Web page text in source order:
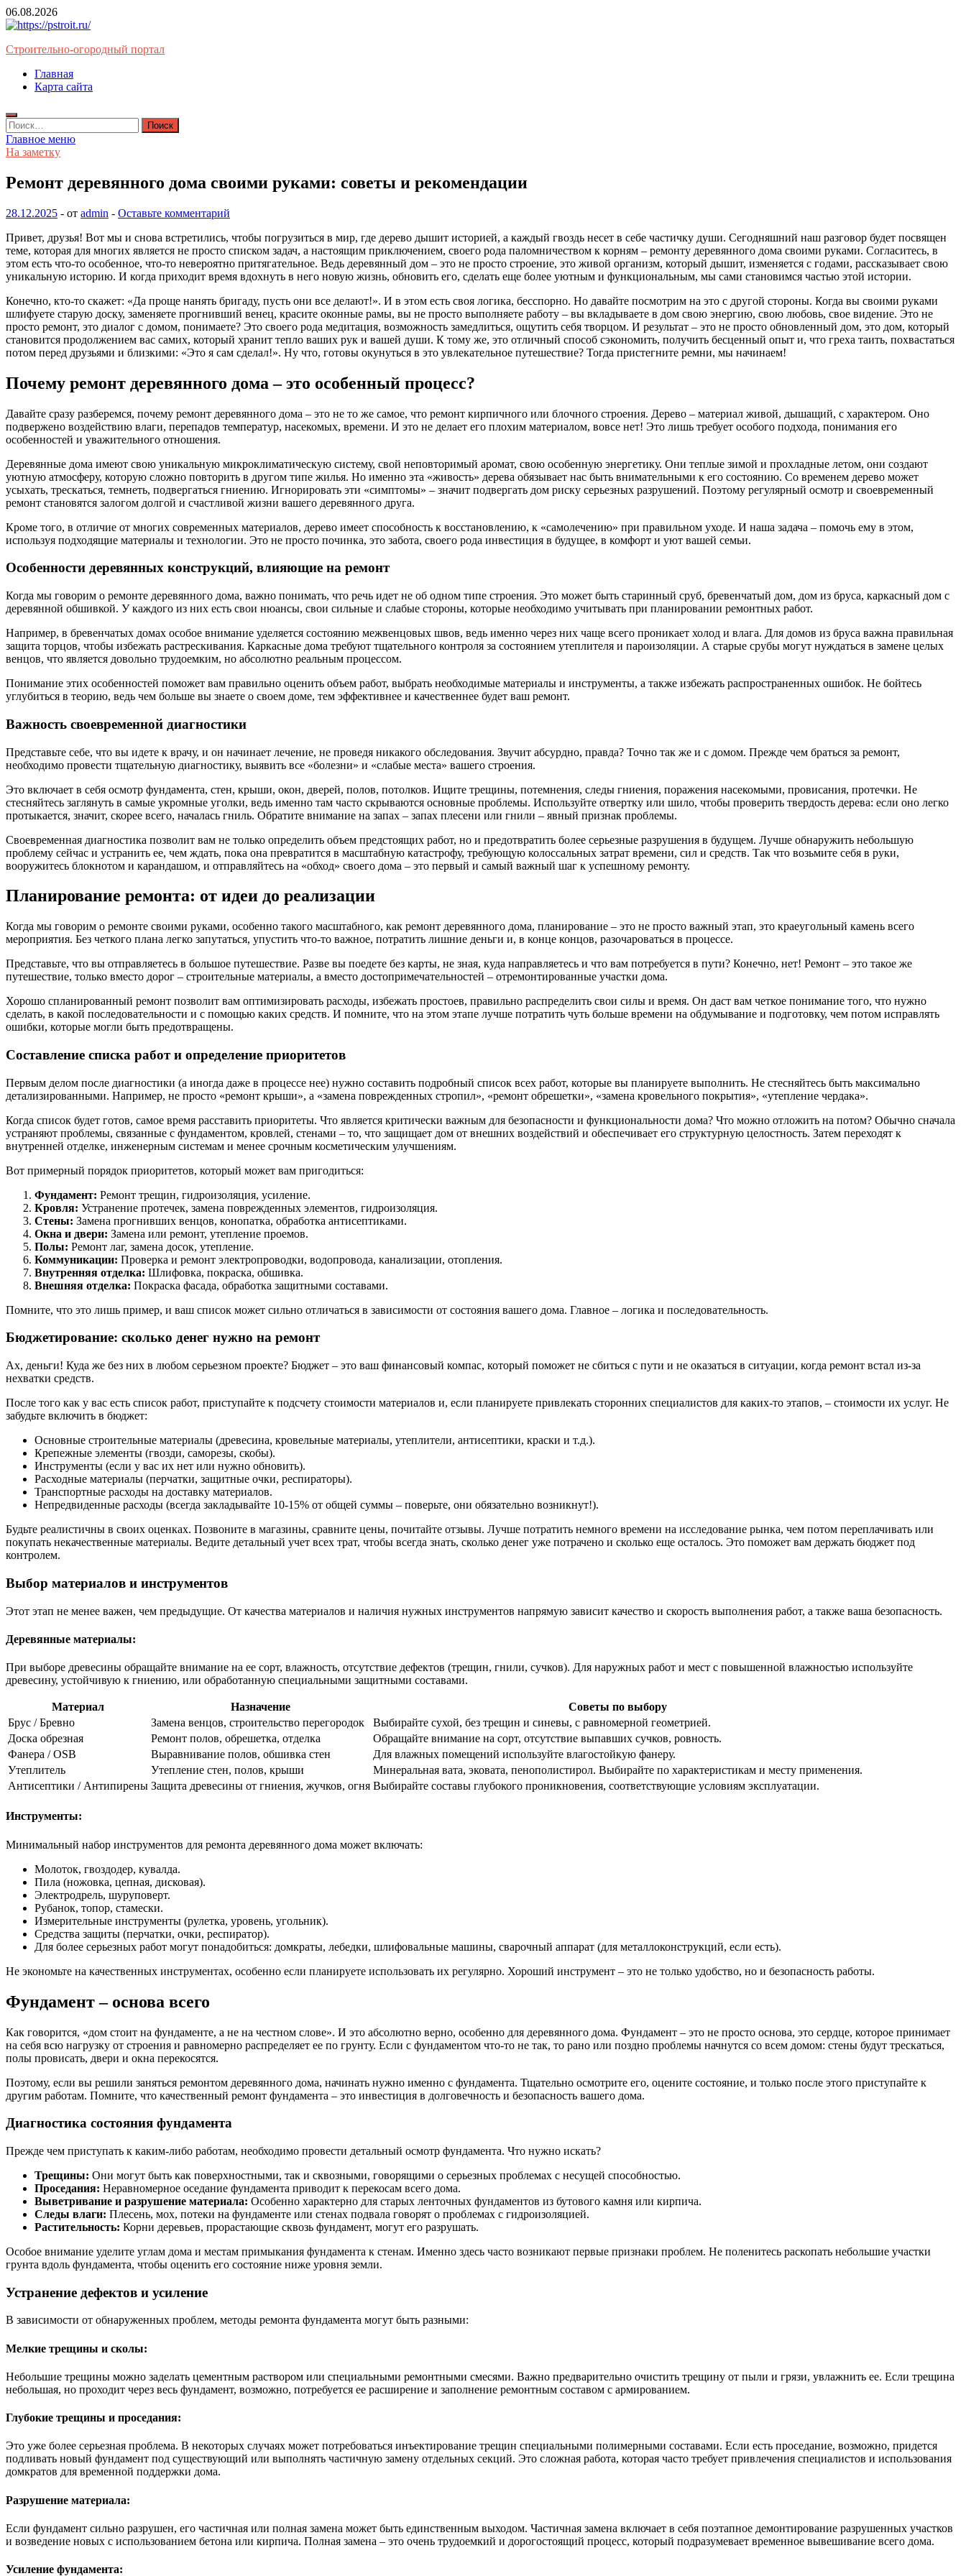
Перейти
к
06.08.2026
Строительно-огородный портал
Главная
Карта сайта
Найти:
Главное меню
На заметку
Ремонт деревянного дома своими руками: советы и рекомендации
28.12.2025 - от admin - Оставьте комментарий
Привет, друзья! Вот мы и снова встретились, чтобы погрузиться в мир, где дерево дышит историей, а каждый гвоздь несет в себе частичку души. Сегодняшний наш разговор будет посвящен
теме, которая для многих является не просто списком задач, а настоящим приключением, своего рода паломничеством к корням – ремонту деревянного дома своими руками. Согласитесь, в
этом есть что-то особенное, что-то невероятно притягательное. Ведь деревянный дом – это не просто строение, это живой организм, который дышит, изменяется с годами, рассказывает свою
уникальную историю. И когда приходит время вдохнуть в него новую жизнь, обновить его, сделать еще более уютным и функциональным, мы сами становимся частью этой истории.
Конечно, кто-то скажет: «Да проще нанять бригаду, пусть они все делают!». И в этом есть своя логика, бесспорно. Но давайте посмотрим на это с другой стороны. Когда вы своими руками
шлифуете старую доску, заменяете прогнивший венец, красите оконные рамы, вы не просто выполняете работу – вы вкладываете в дом свою энергию, свою любовь, свое видение. Это не
просто ремонт, это диалог с домом, понимаете? Это своего рода медитация, возможность замедлиться, ощутить себя творцом. И результат – это не просто обновленный дом, это дом, который
становится продолжением вас самих, который хранит тепло ваших рук и вашей души. К тому же, это отличный способ сэкономить, получить бесценный опыт и, что греха таить, похвастаться
потом перед друзьями и близкими: «Это я сам сделал!». Ну что, готовы окунуться в это увлекательное путешествие? Тогда пристегните ремни, мы начинаем!
Почему ремонт деревянного дома – это особенный процесс?
Давайте сразу разберемся, почему ремонт деревянного дома – это не то же самое, что ремонт кирпичного или блочного строения. Дерево – материал живой, дышащий, с характером. Оно
подвержено воздействию влаги, перепадов температур, насекомых, времени. И это не делает его плохим материалом, вовсе нет! Это лишь требует особого подхода, понимания его
особенностей и уважительного отношения.
Деревянные дома имеют свою уникальную микроклиматическую систему, свой неповторимый аромат, свою особенную энергетику. Они теплые зимой и прохладные летом, они создают
уютную атмосферу, которую сложно повторить в другом типе жилья. Но именно эта «живость» дерева обязывает нас быть внимательными к его состоянию. Со временем дерево может
усыхать, трескаться, темнеть, подвергаться гниению. Игнорировать эти «симптомы» – значит подвергать дом риску серьезных разрушений. Поэтому регулярный осмотр и своевременный
ремонт становятся залогом долгой и счастливой жизни вашего деревянного друга.
Кроме того, в отличие от многих современных материалов, дерево имеет способность к восстановлению, к «самолечению» при правильном уходе. И наша задача – помочь ему в этом,
используя подходящие материалы и технологии. Это не просто починка, это забота, своего рода инвестиция в будущее, в комфорт и уют вашей семьи.
Особенности деревянных конструкций, влияющие на ремонт
Когда мы говорим о ремонте деревянного дома, важно понимать, что речь идет не об одном типе строения. Это может быть старинный сруб, бревенчатый дом, дом из бруса, каркасный дом с
деревянной обшивкой. У каждого из них есть свои нюансы, свои сильные и слабые стороны, которые необходимо учитывать при планировании ремонтных работ.
Например, в бревенчатых домах особое внимание уделяется состоянию межвенцовых швов, ведь именно через них чаще всего проникает холод и влага. Для домов из бруса важна правильная
защита торцов, чтобы избежать растрескивания. Каркасные дома требуют тщательного контроля за состоянием утеплителя и пароизоляции. А старые срубы могут нуждаться в замене целых
венцов, что является довольно трудоемким, но абсолютно реальным процессом.
Понимание этих особенностей поможет вам правильно оценить объем работ, выбрать необходимые материалы и инструменты, а также избежать распространенных ошибок. Не бойтесь
углубиться в теорию, ведь чем больше вы знаете о своем доме, тем эффективнее и качественнее будет ваш ремонт.
Важность своевременной диагностики
Представьте себе, что вы идете к врачу, и он начинает лечение, не проведя никакого обследования. Звучит абсурдно, правда? Точно так же и с домом. Прежде чем браться за ремонт,
необходимо провести тщательную диагностику, выявить все «болезни» и «слабые места» вашего строения.
Это включает в себя осмотр фундамента, стен, крыши, окон, дверей, полов, потолков. Ищите трещины, потемнения, следы гниения, поражения насекомыми, провисания, протечки. Не
стесняйтесь заглянуть в самые укромные уголки, ведь именно там часто скрываются основные проблемы. Используйте отвертку или шило, чтобы проверить твердость дерева: если оно легко
протыкается, значит, скорее всего, началась гниль. Обратите внимание на запах – запах плесени или гнили – явный признак проблемы.
Своевременная диагностика позволит вам не только определить объем предстоящих работ, но и предотвратить более серьезные разрушения в будущем. Лучше обнаружить небольшую
проблему сейчас и устранить ее, чем ждать, пока она превратится в масштабную катастрофу, требующую колоссальных затрат времени, сил и средств. Так что возьмите себя в руки,
вооружитесь блокнотом и карандашом, и отправляйтесь на «обход» своего дома – это первый и самый важный шаг к успешному ремонту.
Планирование ремонта: от идеи до реализации
Когда мы говорим о ремонте своими руками, особенно такого масштабного, как ремонт деревянного дома, планирование – это не просто важный этап, это краеугольный камень всего
мероприятия. Без четкого плана легко запутаться, упустить что-то важное, потратить лишние деньги и, в конце концов, разочароваться в процессе.
Представьте, что вы отправляетесь в большое путешествие. Разве вы поедете без карты, не зная, куда направляетесь и что вам потребуется в пути? Конечно, нет! Ремонт – это такое же
путешествие, только вместо дорог – строительные материалы, а вместо достопримечательностей – отремонтированные участки дома.
Хорошо спланированный ремонт позволит вам оптимизировать расходы, избежать простоев, правильно распределить свои силы и время. Он даст вам четкое понимание того, что нужно
сделать, в какой последовательности и с помощью каких средств. И помните, что на этом этапе лучше потратить чуть больше времени на обдумывание и подготовку, чем потом исправлять
ошибки, которые могли быть предотвращены.
Составление списка работ и определение приоритетов
Первым делом после диагностики (а иногда даже в процессе нее) нужно составить подробный список всех работ, которые вы планируете выполнить. Не стесняйтесь быть максимально
детализированными. Например, не просто «ремонт крыши», а «замена поврежденных стропил», «ремонт обрешетки», «замена кровельного покрытия», «утепление чердака».
Когда список будет готов, самое время расставить приоритеты. Что является критически важным для безопасности и функциональности дома? Что можно отложить на потом? Обычно сначала
устраняют проблемы, связанные с фундаментом, кровлей, стенами – то, что защищает дом от внешних воздействий и обеспечивает его структурную целостность. Затем переходят к
внутренней отделке, инженерным системам и менее срочным косметическим улучшениям.
Вот примерный порядок приоритетов, который может вам пригодиться:
Фундамент: Ремонт трещин, гидроизоляция, усиление.
Кровля: Устранение протечек, замена поврежденных элементов, гидроизоляция.
Стены: Замена прогнивших венцов, конопатка, обработка антисептиками.
Окна и двери: Замена или ремонт, утепление проемов.
Полы: Ремонт лаг, замена досок, утепление.
Коммуникации: Проверка и ремонт электропроводки, водопровода, канализации, отопления.
Внутренняя отделка: Шлифовка, покраска, обшивка.
Внешняя отделка: Покраска фасада, обработка защитными составами.
Помните, что это лишь пример, и ваш список может сильно отличаться в зависимости от состояния вашего дома. Главное – логика и последовательность.
Бюджетирование: сколько денег нужно на ремонт
Ах, деньги! Куда же без них в любом серьезном проекте? Бюджет – это ваш финансовый компас, который поможет не сбиться с пути и не оказаться в ситуации, когда ремонт встал из-за
нехватки средств.
После того как у вас есть список работ, приступайте к подсчету стоимости материалов и, если планируете привлекать сторонних специалистов для каких-то этапов, – стоимости их услуг. Не
забудьте включить в бюджет:
Основные строительные материалы (древесина, кровельные материалы, утеплители, антисептики, краски и т.д.).
Крепежные элементы (гвозди, саморезы, скобы).
Инструменты (если у вас их нет или нужно обновить).
Расходные материалы (перчатки, защитные очки, респираторы).
Транспортные расходы на доставку материалов.
Непредвиденные расходы (всегда закладывайте 10-15% от общей суммы – поверьте, они обязательно возникнут!).
Будьте реалистичны в своих оценках. Позвоните в магазины, сравните цены, почитайте отзывы. Лучше потратить немного времени на исследование рынка, чем потом переплачивать или
покупать некачественные материалы. Ведите детальный учет всех трат, чтобы всегда знать, сколько денег уже потрачено и сколько еще осталось. Это поможет вам держать бюджет под
контролем.
Выбор материалов и инструментов
Этот этап не менее важен, чем предыдущие. От качества материалов и наличия нужных инструментов напрямую зависит качество и скорость выполнения работ, а также ваша безопасность.
Деревянные материалы:
При выборе древесины обращайте внимание на ее сорт, влажность, отсутствие дефектов (трещин, гнили, сучков). Для наружных работ и мест с повышенной влажностью используйте
древесину, устойчивую к гниению, или обработанную специальными защитными составами.
Материал Назначение
Советы по выбору
Брус / Бревно
Замена венцов, строительство перегородок
Выбирайте сухой, без трещин и синевы, с равномерной геометрией.
Доска обрезная
Ремонт полов, обрешетка, отделка
Обращайте внимание на сорт, отсутствие выпавших сучков, ровность.
Фанера / OSB
Выравнивание полов, обшивка стен
Для влажных помещений используйте влагостойкую фанеру.
Утеплитель
Утепление стен, полов, крыши
Минеральная вата, эковата, пенополистирол. Выбирайте по характеристикам и месту применения.
Антисептики / Антипирены Защита древесины от гниения, жучков, огня Выбирайте составы глубокого проникновения, соответствующие условиям эксплуатации.
Инструменты:
Минимальный набор инструментов для ремонта деревянного дома может включать:
Молоток, гвоздодер, кувалда.
Пила (ножовка, цепная, дисковая).
Электродрель, шуруповерт.
Рубанок, топор, стамески.
Измерительные инструменты (рулетка, уровень, угольник).
Средства защиты (перчатки, очки, респиратор).
Для более серьезных работ могут понадобиться: домкраты, лебедки, шлифовальные машины, сварочный аппарат (для металлоконструкций, если есть).
Не экономьте на качественных инструментах, особенно если планируете использовать их регулярно. Хороший инструмент – это не только удобство, но и безопасность работы.
Фундамент – основа всего
Как говорится, «дом стоит на фундаменте, а не на честном слове». И это абсолютно верно, особенно для деревянного дома. Фундамент – это не просто основа, это сердце, которое принимает
на себя всю нагрузку от строения и равномерно распределяет ее по грунту. Если с фундаментом что-то не так, то рано или поздно проблемы начнутся со всем домом: стены будут трескаться,
полы провисать, двери и окна перекосятся.
Поэтому, если вы решили заняться ремонтом деревянного дома, начинать нужно именно с фундамента. Тщательно осмотрите его, оцените состояние, и только после этого приступайте к
другим работам. Помните, что качественный ремонт фундамента – это инвестиция в долговечность и безопасность вашего дома.
Диагностика состояния фундамента
Прежде чем приступать к каким-либо работам, необходимо провести детальный осмотр фундамента. Что нужно искать?
Трещины: Они могут быть как поверхностными, так и сквозными, говорящими о серьезных проблемах с несущей способностью.
Проседания: Неравномерное оседание фундамента приводит к перекосам всего дома.
Выветривание и разрушение материала: Особенно характерно для старых ленточных фундаментов из бутового камня или кирпича.
Следы влаги: Плесень, мох, потеки на фундаменте или стенах подвала говорят о проблемах с гидроизоляцией.
Растительность: Корни деревьев, прорастающие сквозь фундамент, могут его разрушать.
Особое внимание уделите углам дома и местам примыкания фундамента к стенам. Именно здесь часто возникают первые признаки проблем. Не поленитесь раскопать небольшие участки
грунта вдоль фундамента, чтобы оценить его состояние ниже уровня земли.
Устранение дефектов и усиление
В зависимости от обнаруженных проблем, методы ремонта фундамента могут быть разными:
Мелкие трещины и сколы:
Небольшие трещины можно заделать цементным раствором или специальными ремонтными смесями. Важно предварительно очистить трещину от пыли и грязи, увлажнить ее. Если трещина
небольшая, но проходит через весь фундамент, возможно, потребуется ее расширение и заполнение ремонтным составом с армированием.
Глубокие трещины и проседания:
Это уже более серьезная проблема. В некоторых случаях может потребоваться инъектирование трещин специальными полимерными составами. Если есть проседание, возможно, придется
подливать новый фундамент под существующий или выполнять частичную замену отдельных секций. Это сложная работа, которая часто требует привлечения специалистов и использования
домкратов для временной поддержки дома.
Разрушение материала:
Если фундамент сильно разрушен, его частичная или полная замена может быть единственным выходом. Частичная замена включает в себя поэтапное демонтирование разрушенных участков
и возведение новых с использованием бетона или кирпича. Полная замена – это очень трудоемкий и дорогостоящий процесс, который подразумевает временное вывешивание всего дома.
Усиление фундамента: